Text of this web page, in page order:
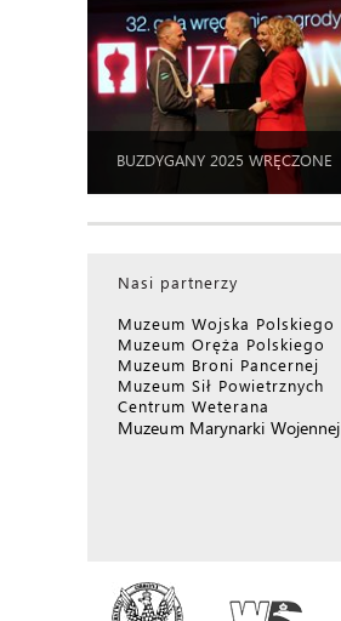
BUZDYGANY 2025 WRĘCZONE
Nasi partnerzy
Muzeum Wojska Polskiego
Muzeum Oręża Polskiego
Muzeum Broni Pancernej
Muzeum Sił Powietrznych
Centrum Weterana
Muzeum Marynarki Wojennej